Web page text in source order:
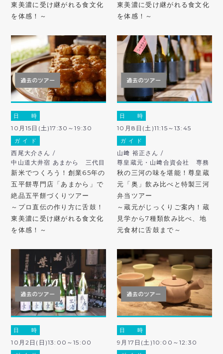
東美濃に受け継がれる食文化
を体感！～
東美濃に受け継がれる食文化
を体感！～
日 時
10月15日(土)17:30～19:30
ガ イ ド
西尾大介さん /
中山道大井宿 あまから 三代目
新米でつくろう！創業65年の
五平餅専門店「あまから」で
絶品五平餅づくりツアー
～プロ直伝の作り方に舌鼓！
東美濃に受け継がれる食文化
を体感！～
日 時
10月8日(土)11:15～13:45
ガ イ ド
山﨑 裕正さん /
尊皇蔵元・山﨑合資会社 専務
秋の三河の味を堪能！尊皇蔵
元「奥」飲み比べと特製三河
弁当ツアー
～蔵元がじっくりご案内！蔵
見学から7種類飲み比べ、地
元食材に舌鼓まで～
日 時
10月2日(日)13:00～15:00
日 時
9月17日(土)10:00～12:30